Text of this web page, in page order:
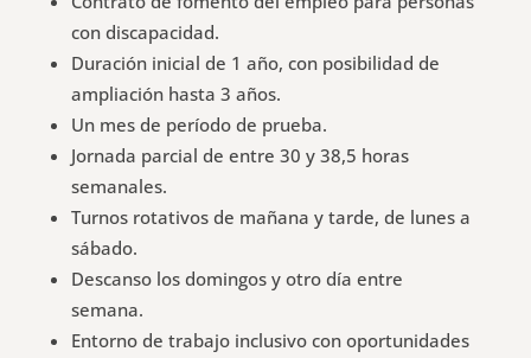
con discapacidad.
Duración inicial de 1 año, con posibilidad de
ampliación hasta 3 años.
Un mes de período de prueba.
Jornada parcial de entre 30 y 38,5 horas
semanales.
Turnos rotativos de mañana y tarde, de lunes a
sábado.
Descanso los domingos y otro día entre
semana.
Entorno de trabajo inclusivo con oportunidades